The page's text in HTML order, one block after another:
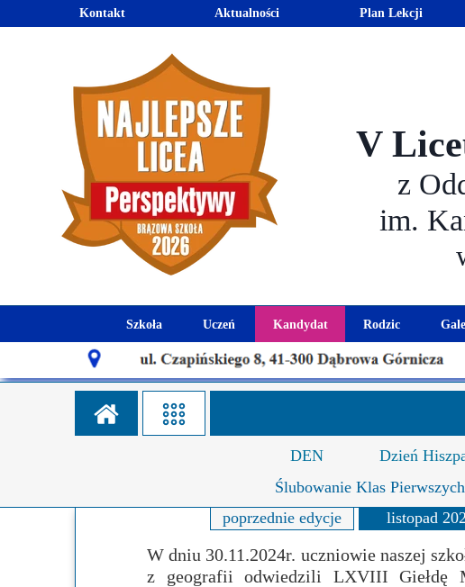
Ślubowanie Klas Pierwszych
Dzień
DEN
W dniu 30.11.2024r. uczniowie naszej
z geografii odwiedzili LXVIII Giełdę
Rodzic
Harmonogram
Rada
Szkoła
Historia szkoły
Patron szkoły
Misja szkoły
Rada Szkoły
Edukator roku
Uczeń
Kalendarz roku szkolnego
Wymagania edukacyjne
Samorząd Szkolny
Projekty edukacyjne
Kandydat
Aktualności dla
Oferta edukacyjna
Regulamin rekrutacji
System rekrutacji
V
z
im.
Plan Lekcji
Aktualności
Kontakt
poprzednie edycje listopad